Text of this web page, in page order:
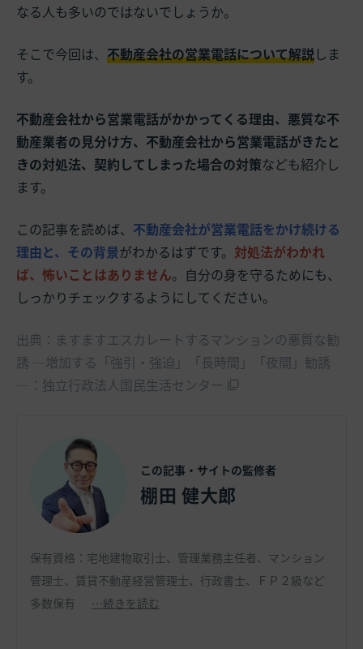
なる人も多いのではないでしょうか。
そこで今回は、 不動産会社の営業電話について解説しま
す。
不動産会社から営業電話がかかってくる理由、悪質な不
動産業者の見分け方、不動産会社から営業電話がきたと
きの対処法、契約してしまった場合の対策なども紹介し
ます。
この記事を読めば、 不動産会社が営業電話をかけ続ける
理由と、その背景がわかるはずです。 対処法がわかれ
ば、怖いことはありません。自分の身を守るためにも、
しっかりチェックするようにしてください。
出典：ますますエスカレートするマンションの悪質な勧
誘 ―増加する「強引・強迫」「長時間」「夜間」勧誘
―：独立行政法人国民生活センター
この記事・サイトの監修者
棚田 健大郎
保有資格：宅地建物取引士、管理業務主任者、マンション
管理士、賃貸不動産経営管理士、行政書士、ＦＰ２級など
多数保有
…続きを読む